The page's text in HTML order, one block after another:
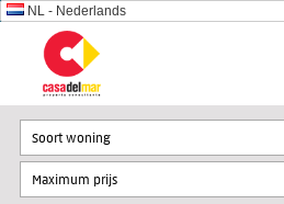
NL - Nederlands
Soort woning